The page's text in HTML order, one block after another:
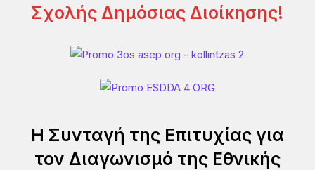
Σχολής Δημόσιας Διοίκησης!
Η Συνταγή της Επιτυχίας για
τον Διαγωνισμό της Εθνικής